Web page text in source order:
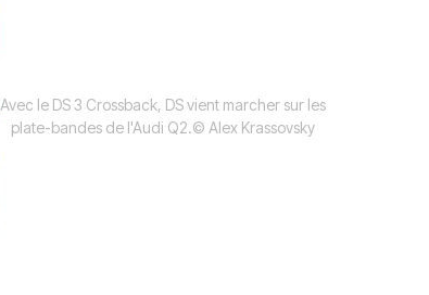
Avec le DS 3 Crossback, DS vient marcher sur les
plate-bandes de l'Audi Q2.© Alex Krassovsky